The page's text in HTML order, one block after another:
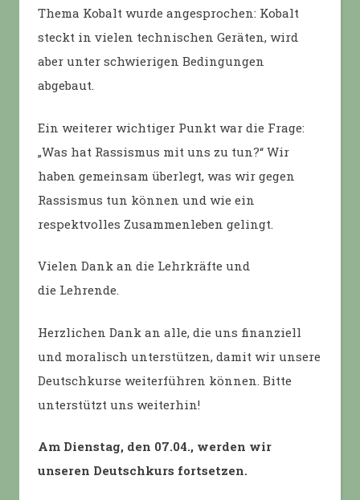
Thema Kobalt wurde angesprochen: Kobalt
steckt in vielen technischen Geräten, wird
aber unter schwierigen Bedingungen
abgebaut.
Ein weiterer wichtiger Punkt war die Frage:
„Was hat Rassismus mit uns zu tun?“ Wir
haben gemeinsam überlegt, was wir gegen
Rassismus tun können und wie ein
respektvolles Zusammenleben gelingt.
Vielen Dank an die Lehrkräfte und
die Lehrende.
Herzlichen Dank an alle, die uns finanziell
und moralisch unterstützen, damit wir unsere
Deutschkurse weiterführen können. Bitte
unterstützt uns weiterhin!
Am Dienstag, den 07.04., werden wir
unseren Deutschkurs fortsetzen.